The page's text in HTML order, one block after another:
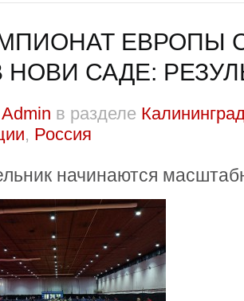
ЕВРОПЫ
НОВИ САДЕ:
Admin в разделе
, Россия
начинаются